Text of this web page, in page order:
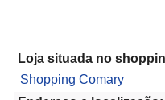
Loja situada no
Shopping Comary